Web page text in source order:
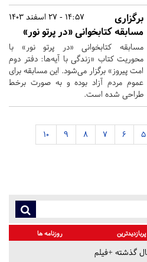
14:57 - 27 اسفند 1403
برگزاری
مسابقه کتابخوانی «در پرتو نور»
مسابقه کتابخوانی «در پرتو نور» با
محوریت کتاب «زندگی با آیه‌ها: دفتر دوم
امت پیروز» برگزار می‌شود. این مسابقه برای
عموم مردم آزاد بوده و به صورت برخط
طراحی شده است.
5
6
7
8
9
10
پربازدیدترین روزنامه ها